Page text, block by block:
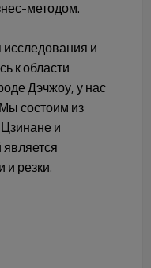
методом.
и
к области
Дэчжоу, у нас
состоим из
и
и резки.